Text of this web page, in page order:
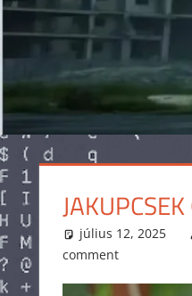
július 12, 2025
comment